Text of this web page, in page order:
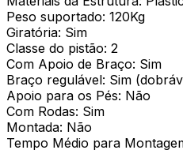
Peso suportado: 120Kg
Giratória: Sim
Classe do pistão: 2
Com Apoio de Braço: Sim
Braço regulável: Sim
Apoio para os Pés: Não
Com Rodas: Sim
Montada: Não
Tempo Médio para